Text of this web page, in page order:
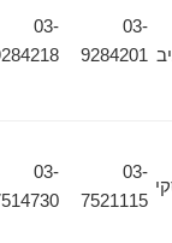
03-
9284201
03-
9284218
03-
7521115
03-
7514730